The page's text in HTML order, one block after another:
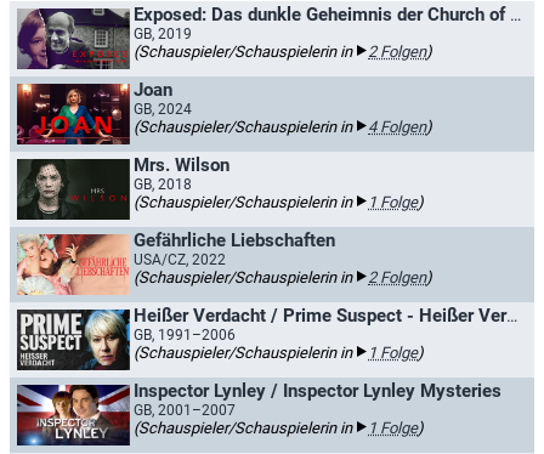
Exposed: Das dunkle Geheimnis der Church of England
GB, 2019
(Schauspieler/Schauspielerin in 2 Folgen)
Joan
GB, 2024
(Schauspieler/Schauspielerin in 4 Folgen)
Mrs. Wilson
GB, 2018
(Schauspieler/Schauspielerin in 1 Folge)
Gefährliche Liebschaften
USA/CZ, 2022
(Schauspieler/Schauspielerin in 2 Folgen)
Heißer Verdacht / Prime Suspect - Heißer Verdacht
GB, 1991–2006
(Schauspieler/Schauspielerin in 1 Folge)
Inspector Lynley / Inspector Lynley Mysteries
GB, 2001–2007
(Schauspieler/Schauspielerin in 1 Folge)